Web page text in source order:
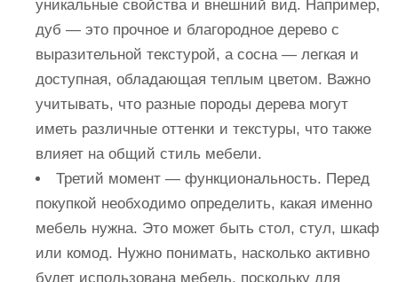
уникальные свойства и внешний вид. Например,
дуб — это прочное и благородное дерево с
выразительной текстурой, а сосна — легкая и
доступная, обладающая теплым цветом. Важно
учитывать, что разные породы дерева могут
иметь различные оттенки и текстуры, что также
влияет на общий стиль мебели.
Третий момент — функциональность. Перед
покупкой необходимо определить, какая именно
мебель нужна. Это может быть стол, стул, шкаф
или комод. Нужно понимать, насколько активно
будет использована мебель, поскольку для